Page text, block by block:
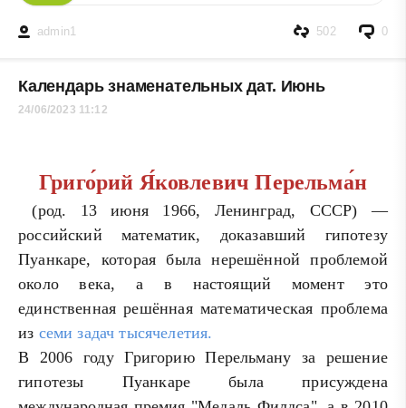
admin1 0
502
Календарь знаменательных дат. Июнь
24/06/2023 11:12
Григо́рий Я́ковлевич Перельма́н
(род. 13 июня 1966, Ленинград, СССР) —
российский математик, доказавший гипотезу
Пуанкаре, которая была нерешённой проблемой
около века, а в настоящий момент это
единственная решённая математическая проблема
из семи задач тысячелетия.
В 2006 году Григорию Перельману за решение
гипотезы Пуанкаре была присуждена